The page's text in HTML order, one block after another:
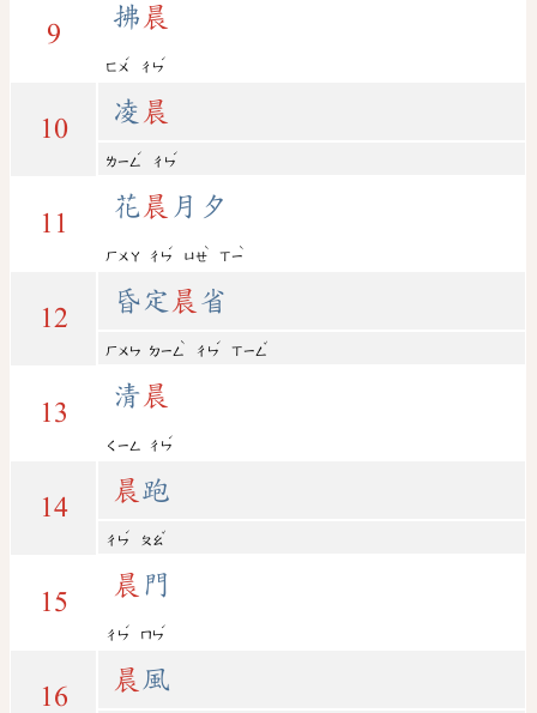
9
拂 晨
ㄈㄨ
ˊ
ㄔㄣ
ˊ
10
凌 晨
ㄌㄧㄥ
ˊ
ㄔㄣ
ˊ
11
花 晨 月夕
ㄏㄨㄚ ㄔㄣ
ˊ
ㄩㄝ
ˋ
ㄒㄧ
ˋ
12
昏定 晨 省
ㄏㄨㄣ ㄉㄧㄥ
ˋ
ㄔㄣ
ˊ
ㄒㄧㄥ
ˇ
13
清 晨
ㄑㄧㄥ ㄔㄣ
ˊ
14
晨 跑
ㄔㄣ
ˊ
ㄆㄠ
ˇ
15
晨 門
ㄔㄣ
ˊ
ㄇㄣ
ˊ
16
晨 風